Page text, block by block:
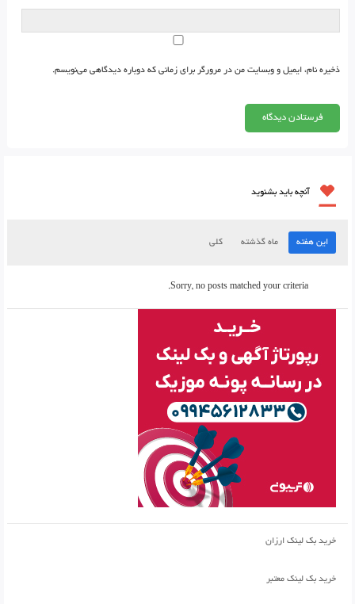
ذخیره نام، ایمیل و وبسایت من در مرورگر برای زمانی که دوباره دیدگاهی می‌نویسم.
آنچه باید بشنوید
این هفته ماه گذشته کلی
Sorry, no posts matched your criteria.
خرید بک لینک ارزان
خرید بک لینک معتبر